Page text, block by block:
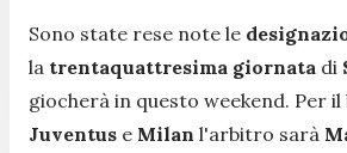
Sono state rese note le
la trentaquattresima giornata di
giocherà in questo weekend. Per
Juventus e Milan l'arbitro sarà